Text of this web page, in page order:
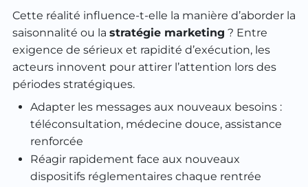
Cette réalité influence-t-elle la manière d’aborder la
saisonnalité ou la stratégie marketing ? Entre
exigence de sérieux et rapidité d’exécution, les
acteurs innovent pour attirer l’attention lors des
périodes stratégiques.
Adapter les messages aux nouveaux besoins :
téléconsultation, médecine douce, assistance
renforcée
Réagir rapidement face aux nouveaux
dispositifs réglementaires chaque rentrée